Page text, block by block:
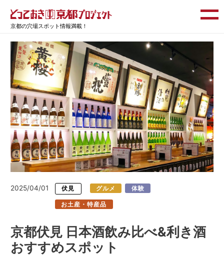
京都の穴場スポット情報満載！
2025/04/01 伏見 グルメ 体験
お土産・特産品
京都伏見 日本酒飲み比べ&利き酒
おすすめスポット